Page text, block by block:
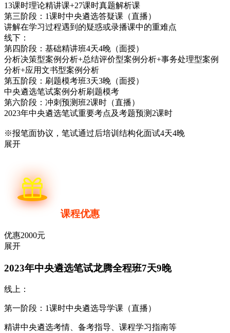
13课时理论精讲课+27课时真题解析课
第三阶段：1课时中央遴选答疑课（直播）
讲解在学习过程遇到的疑惑或录播课中的重难点
线下：
第四阶段：基础精讲班4天4晚（面授）
分析决策型案例分析+总结评价型案例分析+事务处理型案例
分析+应用文书型案例分析
第五阶段：刷题模考班3天3晚（面授）
中央遴选笔试案例分析刷题模考
第六阶段：冲刺预测班2课时（直播）
2023年中央遴选笔试重要考点及考题预测2课时
※报笔面协议，笔试通过后培训结构化面试4天4晚
展开
课程优惠
优惠2000元
展开
2023年中央遴选笔试龙腾全程班7天9晚
线上：
第一阶段：1课时中央遴选导学课（直播）
精讲中央遴选考情、备考指导、课程学习指南等